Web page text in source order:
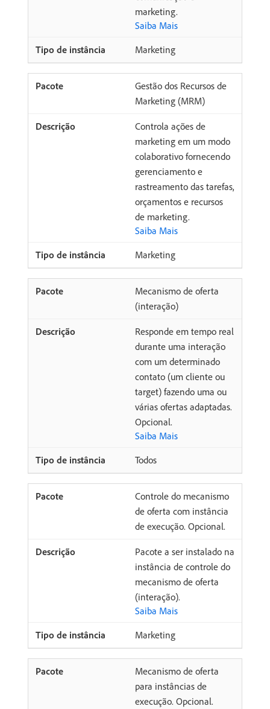
marketing.
Saiba Mais
Marketing
Gestão dos Recursos de
Marketing (MRM)
Controla ações de
marketing em um modo
colaborativo fornecendo
gerenciamento e
rastreamento das tarefas,
orçamentos e recursos
de marketing.
Saiba Mais
Marketing
Mecanismo de oferta
(interação)
Responde em tempo real
durante uma interação
com um determinado
contato (um cliente ou
target) fazendo uma ou
várias ofertas adaptadas.
Opcional.
Saiba Mais
Todos
Controle do mecanismo
de oferta com instância
de execução. Opcional.
Pacote a ser instalado na
instância de controle do
mecanismo de oferta
(interação).
Saiba Mais
Marketing
Mecanismo de oferta
para instâncias de
execução. Opcional.